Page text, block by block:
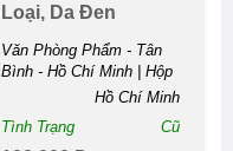
Loại, Da Đen
Văn Phòng Phẩm - Tân
Bình - Hồ Chí Minh | Hộp
Đựng Namecard Kim
Hồ Chí Minh
Tình Trạng
Cũ